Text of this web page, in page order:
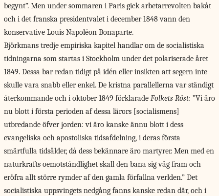
begynt”. Men under sommaren i Paris gick arbetarrevolten bakåt
och i det franska presidentvalet i december 1848 vann den
konservative Louis Napoléon Bonaparte.
Björkmans tredje empiriska kapitel handlar om de socialistiska
tidningarna som startas i Stockholm under det polariserade året
1849. Dessa bar redan tidigt på idén eller insikten att segern inte
skulle vara snabb eller enkel. De kristna parallellerna var ständigt
återkommande och i oktober 1849 förklarade Folkets Röst: ”Vi äro
nu blott i första perioden af dessa lärors [socialismens]
utbredande öfver jorden: vi äro kanske ännu blott i dess
evangeliska och apostoliska tidsafdelning, i deras första
smärtfulla tidsålder, då dess bekännare äro martyrer. Men med en
naturkrafts oemotståndlighet skall den bana sig väg fram och
eröfra allt större rymder af den gamla förfallna verlden.” Det
socialistiska uppsvingets nedgång fanns kanske redan där, och i